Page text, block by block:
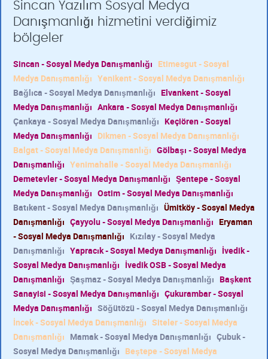
Sincan Yazılım Sosyal Medya
Danışmanlığı hizmetini verdiğimiz
bölgeler
Sincan - Sosyal Medya Danışmanlığı Etimesgut - Sosyal
Medya Danışmanlığı Yenikent - Sosyal Medya Danışmanlığı
Bağlıca - Sosyal Medya Danışmanlığı Elvankent - Sosyal
Medya Danışmanlığı Ankara - Sosyal Medya Danışmanlığı
Çankaya - Sosyal Medya Danışmanlığı Keçiören - Sosyal
Medya Danışmanlığı Dikmen - Sosyal Medya Danışmanlığı
Balgat - Sosyal Medya Danışmanlığı Gölbaşı - Sosyal Medya
Danışmanlığı Yenimahalle - Sosyal Medya Danışmanlığı
Demetevler - Sosyal Medya Danışmanlığı Şentepe - Sosyal
Medya Danışmanlığı Ostim - Sosyal Medya Danışmanlığı
Batıkent - Sosyal Medya Danışmanlığı Ümitköy - Sosyal Medya
Danışmanlığı Çayyolu - Sosyal Medya Danışmanlığı Eryaman
- Sosyal Medya Danışmanlığı Kızılay - Sosyal Medya
Danışmanlığı Yapracık - Sosyal Medya Danışmanlığı İvedik -
Sosyal Medya Danışmanlığı İvedik OSB - Sosyal Medya
Danışmanlığı Şaşmaz - Sosyal Medya Danışmanlığı Başkent
Sanayisi - Sosyal Medya Danışmanlığı Çukurambar - Sosyal
Medya Danışmanlığı Söğütözü - Sosyal Medya Danışmanlığı
İncek - Sosyal Medya Danışmanlığı Siteler - Sosyal Medya
Danışmanlığı Mamak - Sosyal Medya Danışmanlığı Çubuk -
Sosyal Medya Danışmanlığı Beştepe - Sosyal Medya